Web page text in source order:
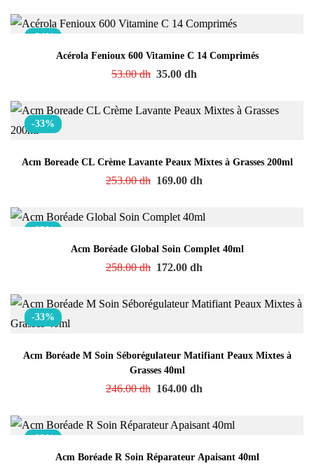
-34%
Acérola Fenioux 600 Vitamine C 14 Comprimés
53.00dh 35.00 dh
-33%
Acm Boreade CL Crème Lavante Peaux Mixtes à Grasses 200ml
253.00dh 169.00 dh
-33%
Acm Boréade Global Soin Complet 40ml
258.00dh 172.00 dh
-33%
Acm Boréade M Soin Séborégulateur Matifiant Peaux Mixtes à
Grasses 40ml
246.00dh 164.00 dh
-33%
Acm Boréade R Soin Réparateur Apaisant 40ml